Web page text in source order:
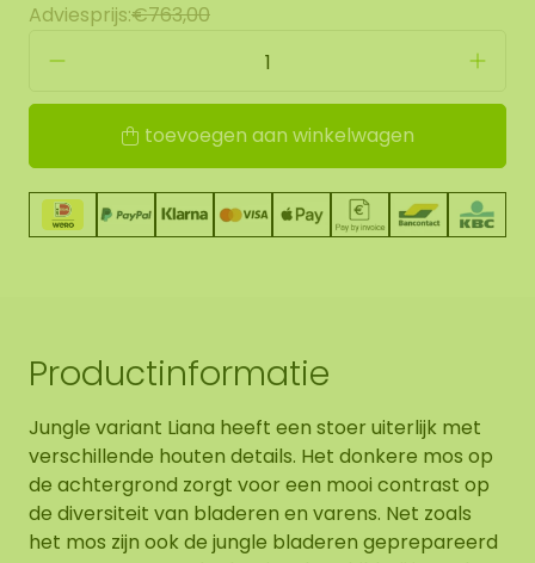
Adviesprijs:€763,00
toevoegen aan winkelwagen
Productinformatie
Jungle variant Liana heeft een stoer uiterlijk met
verschillende houten details. Het donkere mos op
de achtergrond zorgt voor een mooi contrast op
de diversiteit van bladeren en varens. Net zoals
het mos zijn ook de jungle bladeren geprepareerd